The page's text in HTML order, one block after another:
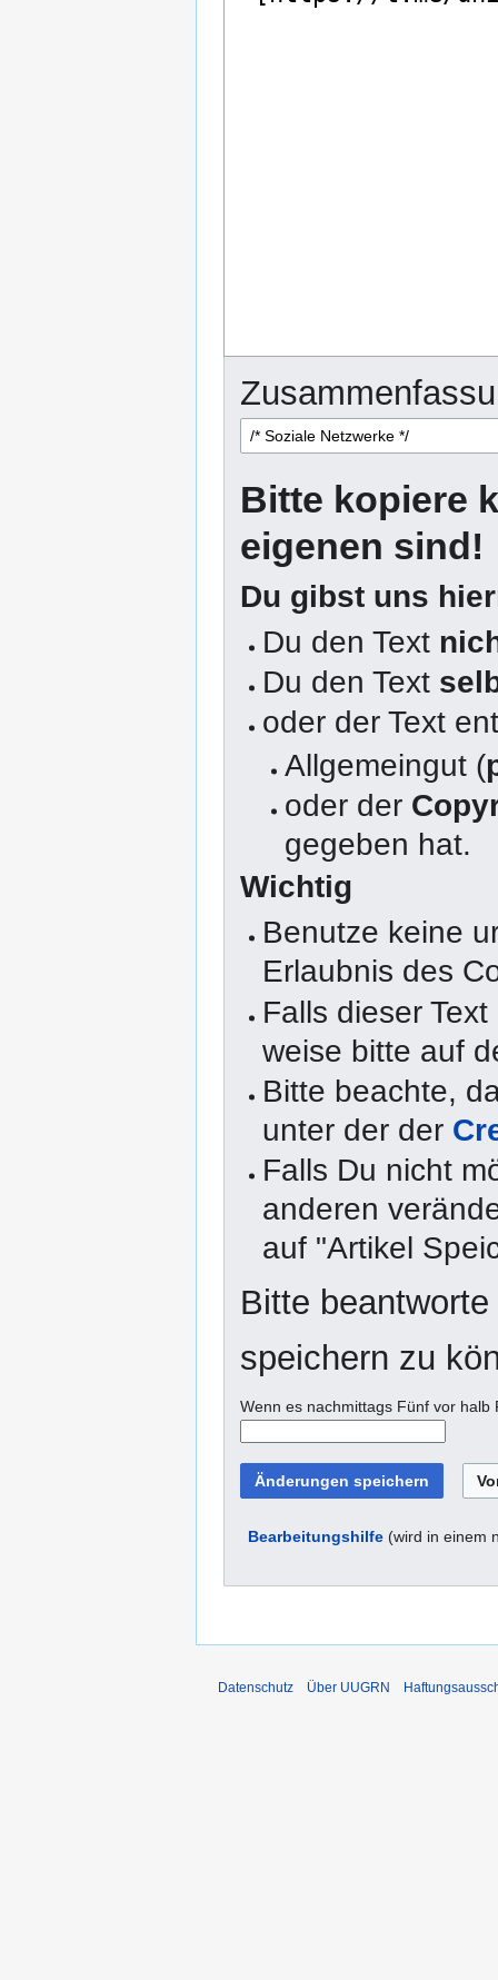
Bitte kopiere
eigenen sind!
Du gibst uns
Du den Text
Du den Text
oder der Text
Allgemeingut (
oder der
gegeben hat.
Wichtig
Benutze keine
Erlaubnis des
Falls dieser
weise bitte auf
Bitte beachte,
unter der der
Falls Du nicht
anderen
auf "Artikel
Bitte
speichern zu
Wenn es nachmittags Fünf vor
Bearbeitungshilfe (wird in einem
Datenschutz Über UUGRN